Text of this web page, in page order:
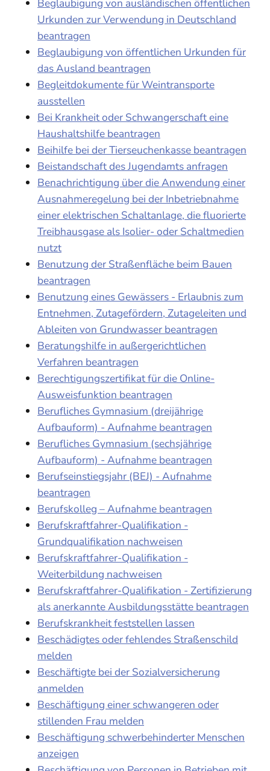
Beglaubigung von ausländischen öffentlichen
Urkunden zur Verwendung in Deutschland
beantragen
Beglaubigung von öffentlichen Urkunden für
das Ausland beantragen
Begleitdokumente für Weintransporte
ausstellen
Bei Krankheit oder Schwangerschaft eine
Haushaltshilfe beantragen
Beihilfe bei der Tierseuchenkasse beantragen
Beistandschaft des Jugendamts anfragen
Benachrichtigung über die Anwendung einer
Ausnahmeregelung bei der Inbetriebnahme
einer elektrischen Schaltanlage, die fluorierte
Treibhausgase als Isolier- oder Schaltmedien
nutzt
Benutzung der Straßenfläche beim Bauen
beantragen
Benutzung eines Gewässers - Erlaubnis zum
Entnehmen, Zutagefördern, Zutageleiten und
Ableiten von Grundwasser beantragen
Beratungshilfe in außergerichtlichen
Verfahren beantragen
Berechtigungszertifikat für die Online-
Ausweisfunktion beantragen
Berufliches Gymnasium (dreijährige
Aufbauform) - Aufnahme beantragen
Berufliches Gymnasium (sechsjährige
Aufbauform) - Aufnahme beantragen
Berufseinstiegsjahr (BEJ) - Aufnahme
beantragen
Berufskolleg – Aufnahme beantragen
Berufskraftfahrer-Qualifikation -
Grundqualifikation nachweisen
Berufskraftfahrer-Qualifikation -
Weiterbildung nachweisen
Berufskraftfahrer-Qualifikation - Zertifizierung
als anerkannte Ausbildungsstätte beantragen
Berufskrankheit feststellen lassen
Beschädigtes oder fehlendes Straßenschild
melden
Beschäftigte bei der Sozialversicherung
anmelden
Beschäftigung einer schwangeren oder
stillenden Frau melden
Beschäftigung schwerbehinderter Menschen
anzeigen